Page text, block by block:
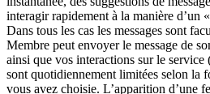
interagir rapidement à la manière d’un
Dans tous les cas les messages sont
Membre peut envoyer le message de
ainsi que vos interactions sur le
sont quotidiennement limitées selon la
vous avez choisie. L’apparition d’une